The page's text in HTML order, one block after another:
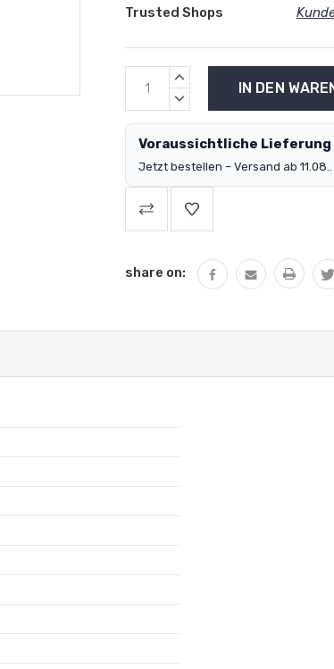
Trusted Shops
MENGE
MENGE
Voraussichtliche Lieferung
Jetzt bestellen – Versand ab 11.08..
share on: